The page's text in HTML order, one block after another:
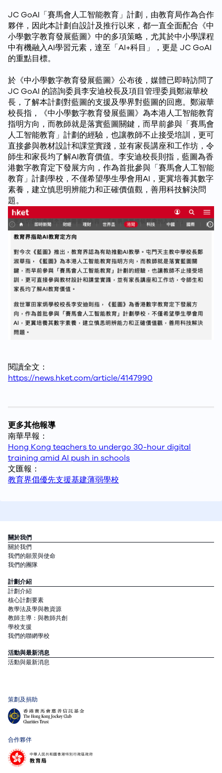
JC GoAI「賽馬會人工智能教育」計劃，由教育局作為合作
夥伴，因此本計劃自設計及推行以來，都一直全面配合《中
小學數字教育發展藍圖》中的多項策略，尤其於中小學課程
中有機融入AI學習元素，達至「AI+科目」，更是 JC GoAI
的重點目標。
於《中小學數字教育發展藍圖》公布後，媒體已即時訪問了
JC GoAI 的諮詢委員李安迪校長及項目管理委員鄭淑華校
長，了解本計劃對藍圖的支援及學界對藍圖的回應。鄭淑華
校長指，《中小學數字教育發展藍圖》為本港人工智能教育
指明方向，而教師就是落實藍圖關鍵，而早前參與「賽馬會
人工智能教育」計劃的經驗，也讓教師不止接受培訓，更可
直接參與教材設計和課堂實踐，並有家長講座和工作坊，令
師生和家長均了解AI教育價值。李安迪校長則指，藍圖為香
港數字教育定下發展方向，作為首批參與「賽馬會人工智能
教育」計劃學校，不僅希望學生學會用AI，更冀培養其數字
素養，建立慎思明辨能力和正確價值觀，善用科技解決問
題。
閱讀全文：
https://news.hket.com/article/4147990
更多其他報導
南華早報：
Hong Kong teachers to undergo 30-hour digital
training amid AI push in schools
文匯報：
教育界倡優先支援基建薄弱學校
關於我們
關於我們
我們的願景與使命
我們的團隊
計劃介紹
計劃介紹
核心計劃要素
教學法及學與教資源
教師主導：與教師共創
學校支援
我們的聯網學校
活動與最新消息
活動與最新消息
策劃及捐助
合作夥伴